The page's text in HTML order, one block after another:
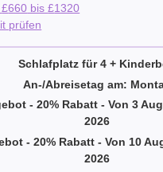
£660 bis£1320
prüfen
Schlafplatz für 4 +
An-/Abreisetag am:
- 20% Rabatt - Von 3
2026
- 20% Rabatt - Von 10
2026